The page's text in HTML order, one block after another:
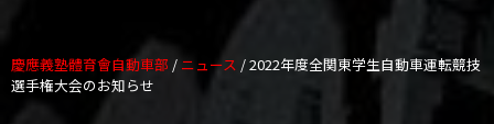
慶應義塾體育會自動車部 / ニュース /2022年度全関東学生自動車運転競技
選手権大会のお知らせ